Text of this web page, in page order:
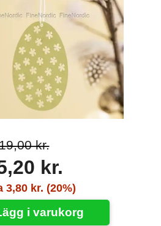
kr.
kr.
3,80 kr. (20%)
i varukorg